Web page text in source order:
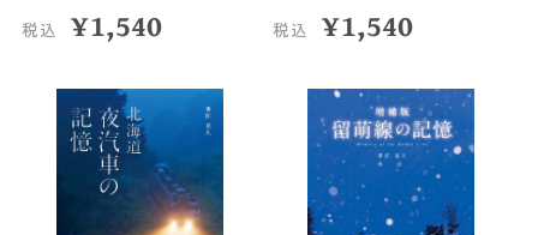
税込 ¥1,540 税込 ¥1,540